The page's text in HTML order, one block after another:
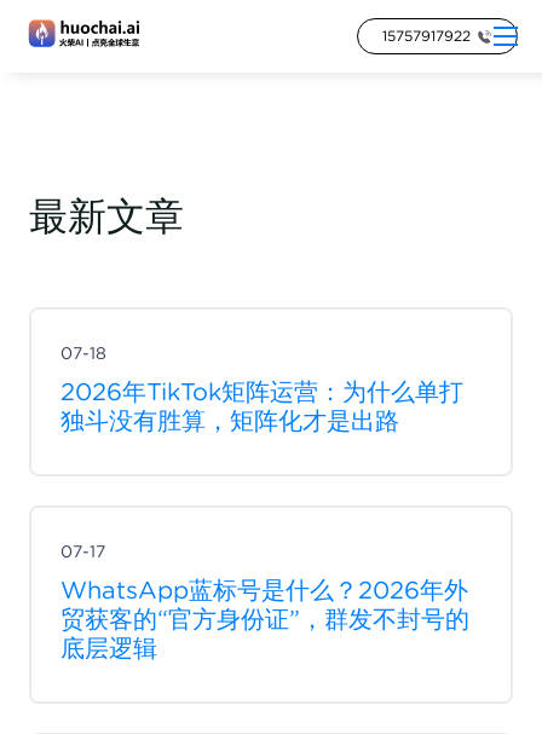
15757917922
最新文章
07-18
2026年TikTok矩阵运营：为什么单打
独斗没有胜算，矩阵化才是出路
07-17
WhatsApp蓝标号是什么？2026年外
贸获客的“官方身份证”，群发不封号的
底层逻辑